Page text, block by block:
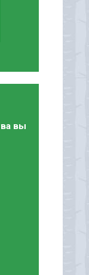
вы